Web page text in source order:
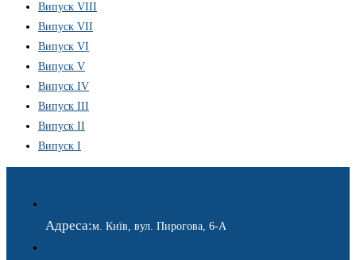
Випуск VIII
Випуск VII
Випуск VI
Випуск V
Випуск IV
Випуск III
Випуск II
Випуск I
Адреса:м. Київ, вул. Пирогова, 6-А